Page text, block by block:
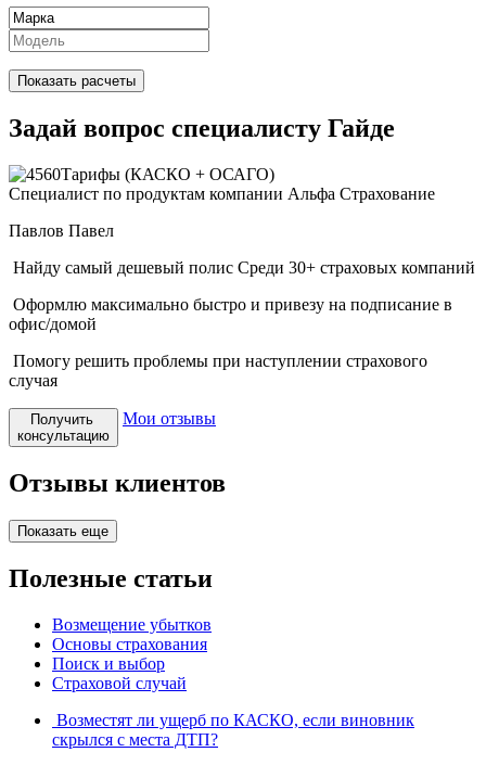
Показать расчеты
Задай вопрос специалисту Гайде
Специалист по продуктам компании Альфа Страхование
Павлов Павел
Найду самый дешевый полис Среди 30+ страховых компаний
Оформлю максимально быстро и привезу на подписание в
офис/домой
Помогу решить проблемы при наступлении страхового
случая
Получить
консультацию
Мои отзывы
Отзывы клиентов
Показать еще
Полезные статьи
Возмещение убытков
Основы страхования
Поиск и выбор
Страховой случай
Возместят ли ущерб по КАСКО, если виновник
скрылся с места ДТП?